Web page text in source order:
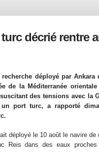
décrié rentre
recherche déployé par Ankara
de la Méditerranée
des tensions avec la
un port turc, a rapporté
déployé le 10 août le navire de
Reis dans des eaux